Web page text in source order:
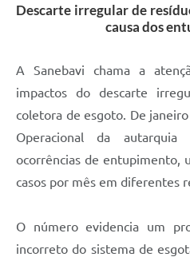
Legislação
Links Úteis
Descarte irregular de
causa dos
A Sanebavi chama a
impactos do descarte
coletora de esgoto. De
Operacional da
ocorrências de entupimento,
casos por mês em diferentes
O número evidencia um
incorreto do sistema de